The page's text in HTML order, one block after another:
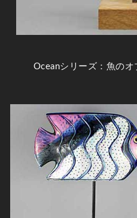
Oceanシリーズ：魚の